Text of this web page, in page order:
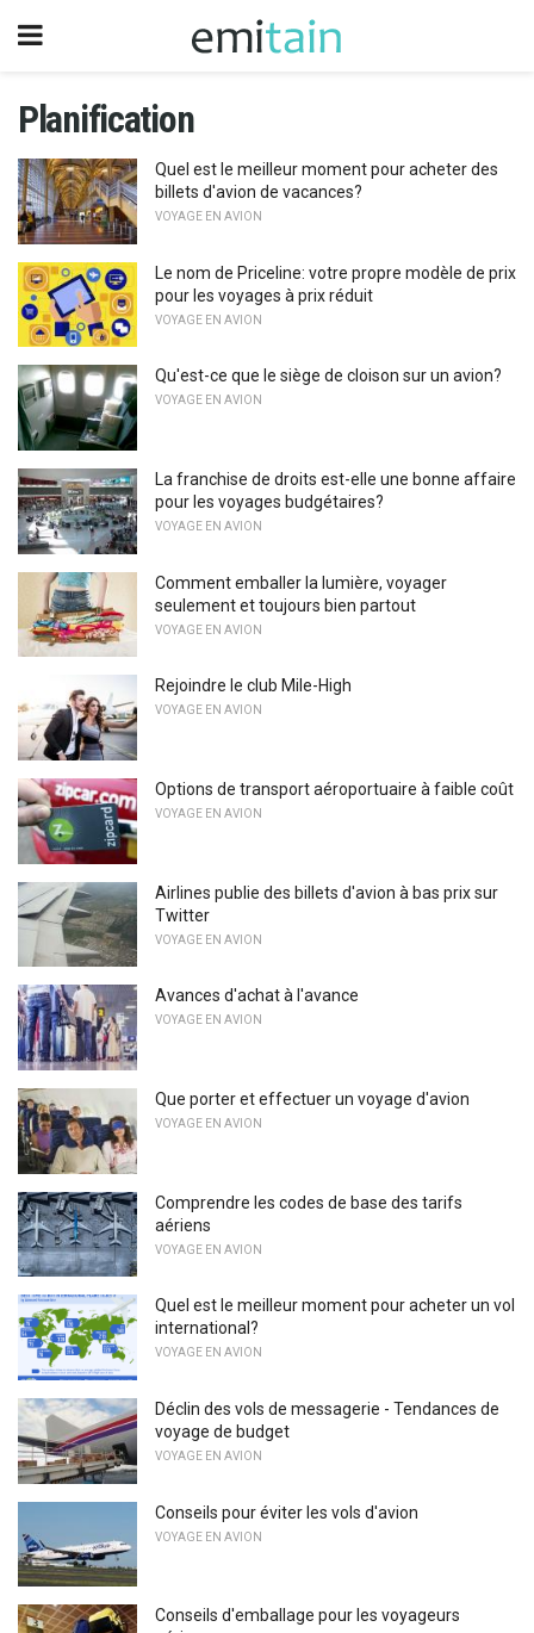
Planification
Quel est le meilleur moment pour acheter des
billets d'avion de vacances?
VOYAGE EN AVION
Le nom de Priceline: votre propre modèle de prix
pour les voyages à prix réduit
VOYAGE EN AVION
Qu'est-ce que le siège de cloison sur un avion?
VOYAGE EN AVION
La franchise de droits est-elle une bonne affaire
pour les voyages budgétaires?
VOYAGE EN AVION
Comment emballer la lumière, voyager
seulement et toujours bien partout
VOYAGE EN AVION
Rejoindre le club Mile-High
VOYAGE EN AVION
Options de transport aéroportuaire à faible coût
VOYAGE EN AVION
Airlines publie des billets d'avion à bas prix sur
Twitter
VOYAGE EN AVION
Avances d'achat à l'avance
VOYAGE EN AVION
Que porter et effectuer un voyage d'avion
VOYAGE EN AVION
Comprendre les codes de base des tarifs
aériens
VOYAGE EN AVION
Quel est le meilleur moment pour acheter un vol
international?
VOYAGE EN AVION
Déclin des vols de messagerie - Tendances de
voyage de budget
VOYAGE EN AVION
Conseils pour éviter les vols d'avion
VOYAGE EN AVION
Conseils d'emballage pour les voyageurs